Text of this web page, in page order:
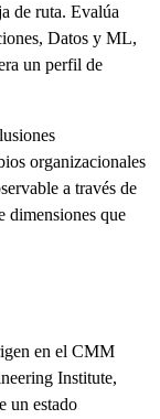
de ruta. Evalúa
Datos y ML,
un perfil de
organizacionales
a través de
dimensiones que
en el CMM
Institute,
un estado